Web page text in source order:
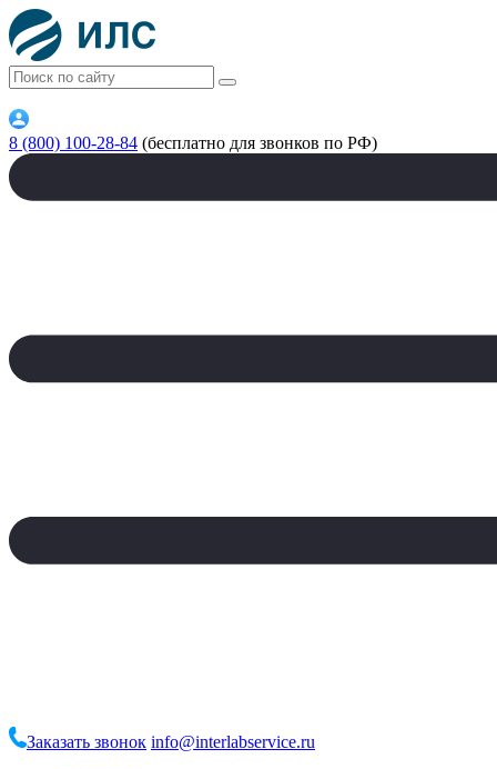
8 (800) 100-28-84 (бесплатно для звонков по РФ)
Заказать звонок info@interlabservice.ru